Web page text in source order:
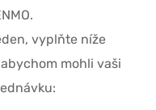
vyplňte níže
mohli vaši